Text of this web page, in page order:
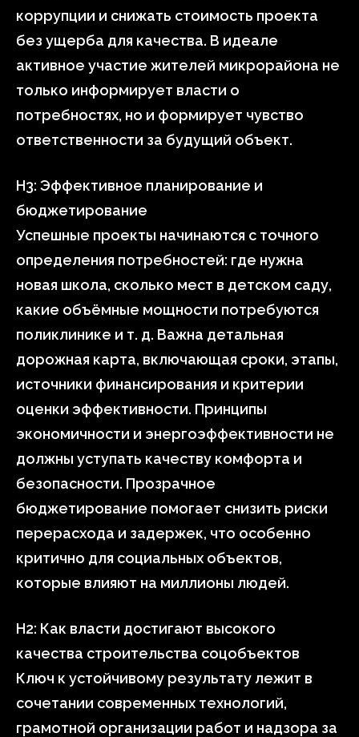
коррупции и снижать стоимость проекта
без ущерба для качества. В идеале
активное участие жителей микрорайона не
только информирует власти о
потребностях, но и формирует чувство
ответственности за будущий объект.
H3: Эффективное планирование и
бюджетирование
Успешные проекты начинаются с точного
определения потребностей: где нужна
новая школа, сколько мест в детском саду,
какие объёмные мощности потребуются
поликлинике и т. д. Важна детальная
дорожная карта, включающая сроки, этапы,
источники финансирования и критерии
оценки эффективности. Принципы
экономичности и энергоэффективности не
должны уступать качеству комфорта и
безопасности. Прозрачное
бюджетирование помогает снизить риски
перерасхода и задержек, что особенно
критично для социальных объектов,
которые влияют на миллионы людей.
H2: Как власти достигают высокого
качества строительства соцобъектов
Ключ к устойчивому результату лежит в
сочетании современных технологий,
грамотной организации работ и надзора за